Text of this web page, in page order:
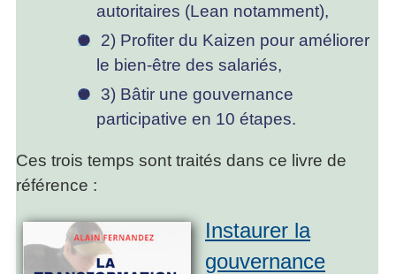
autoritaires (Lean notamment),
2) Profiter du Kaizen pour améliorer
le bien-être des salariés,
3) Bâtir une gouvernance
participative en 10 étapes.
Ces trois temps sont traités dans ce livre de
référence :
Instaurer la
gouvernance